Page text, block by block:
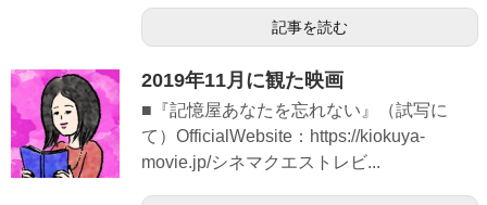
記事を読む
2019年11月に観た映画
■『記憶屋あなたを忘れない』（試写に
て）OfficialWebsite：https://kiokuya-
movie.jp/シネマクエストレビ...